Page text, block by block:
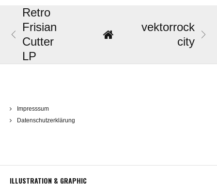
Retro
Frisian
Cutter
LP
vektorrock
city
Impresssum
Datenschutzerklärung
ILLUSTRATION & GRAPHIC